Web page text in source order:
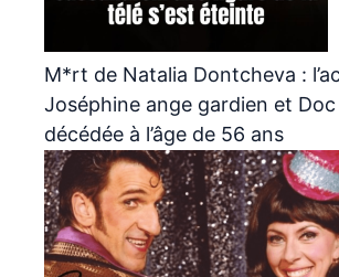
M*rt de Natalia Dontcheva :
Joséphine ange gardien et
décédée à l’âge de 56 ans